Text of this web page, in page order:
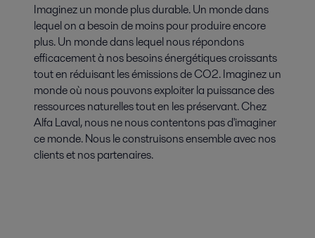
Imaginez un monde plus durable. Un monde dans
lequel on a besoin de moins pour produire encore
plus. Un monde dans lequel nous répondons
efficacement à nos besoins énergétiques croissants
tout en réduisant les émissions de CO2. Imaginez un
monde où nous pouvons exploiter la puissance des
ressources naturelles tout en les préservant. Chez
Alfa Laval, nous ne nous contentons pas d'imaginer
ce monde. Nous le construisons ensemble avec nos
clients et nos partenaires.